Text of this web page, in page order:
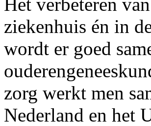
ziekenhuis én in
wordt er goed
zorg werkt men
Nederland en het